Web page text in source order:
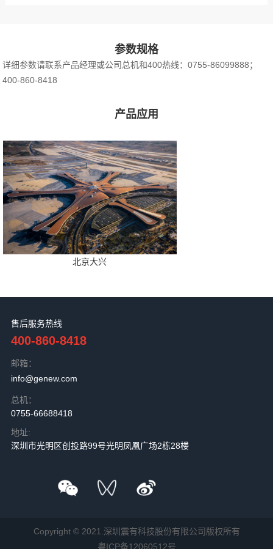
参数规格
详细参数请联系产品经理或公司总机和400热线：0755-86099888；
400-860-8418
产品应用
北京大兴
售后服务热线
400-860-8418
邮箱：
info@genew.com
总机：
0755-66688418
地址:
深圳市光明区创投路99号光明凤凰广场2栋28楼
Copyright © 2021.深圳震有科技股份有限公司版权所有
粤ICP备12060512号